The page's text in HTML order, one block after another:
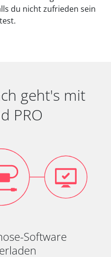
du nicht zufrieden sein
geht's mit
PRO
Software